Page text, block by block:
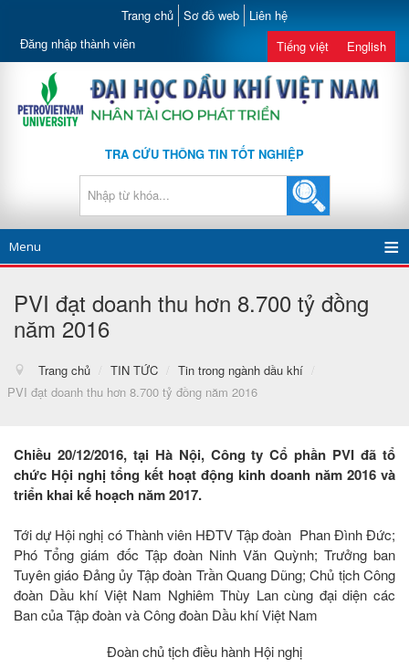
Trang chủ Sơ đồ web Liên hệ
Đăng nhập thành viên Tiếng việt English
TRA CỨU THÔNG TIN TỐT NGHIỆP
Menu
PVI đạt doanh thu hơn 8.700 tỷ đồng
năm 2016
Trang chủ / TIN TỨC / Tin trong ngành dầu khí
/
PVI đạt doanh thu hơn 8.700 tỷ đồng năm 2016
Chiều 20/12/2016, tại Hà Nội, Công ty Cổ phần PVI đã tổ
chức Hội nghị tổng kết hoạt động kinh doanh năm 2016 và
triển khai kế hoạch năm 2017.
Tới dự Hội nghị có Thành viên HĐTV Tập đoàn Phan Đình Đức;
Phó Tổng giám đốc Tập đoàn Ninh Văn Quỳnh; Trưởng ban
Tuyên giáo Đảng ủy Tập đoàn Trần Quang Dũng; Chủ tịch Công
đoàn Dầu khí Việt Nam Nghiêm Thùy Lan cùng đại diện các
Ban của Tập đoàn và Công đoàn Dầu khí Việt Nam
Đoàn chủ tịch điều hành Hội nghị